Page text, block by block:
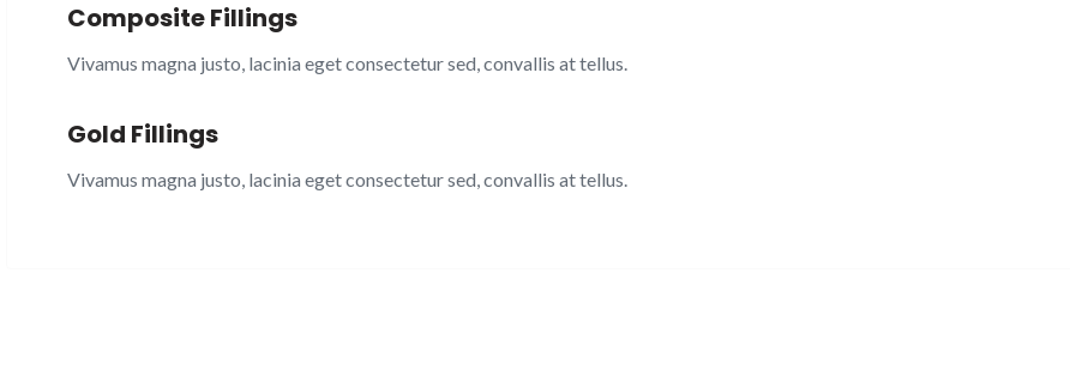
Composite Fillings
Vivamus magna justo, lacinia eget consectetur sed, convallis at tellus.
Gold Fillings
Vivamus magna justo, lacinia eget consectetur sed, convallis at tellus.